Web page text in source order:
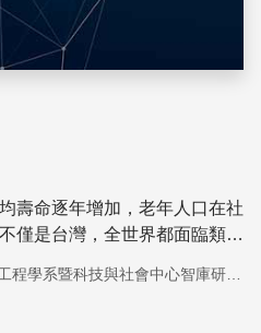
壽命逐年增加，老年人口在社
僅是台灣，全世界都面臨類似